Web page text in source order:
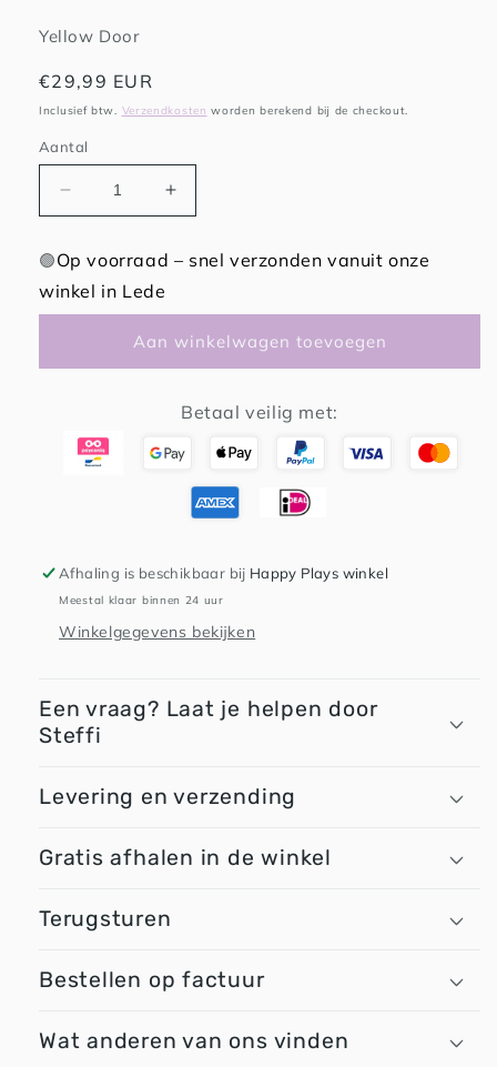
Yellow Door
Normale
prijs
€29,99 EUR
Inclusief btw. Verzendkosten worden berekend bij de checkout.
Aantal
Aantal
verlagen
Yellow
Door
ontdekstenen
Aantal
verhogen
Yellow
ontdekstenen
🟢Op voorraad – snel verzonden vanuit onze
winkel in Lede
Aan winkelwagen toevoegen
Betaal veilig met:
Afhaling is beschikbaar bij Happy Plays winkel
Meestal klaar binnen 24 uur
Winkelgegevens bekijken
Een vraag? Laat je helpen door
Steffi
Levering en verzending
Gratis afhalen in de winkel
Terugsturen
Bestellen op factuur
Wat anderen van ons vinden